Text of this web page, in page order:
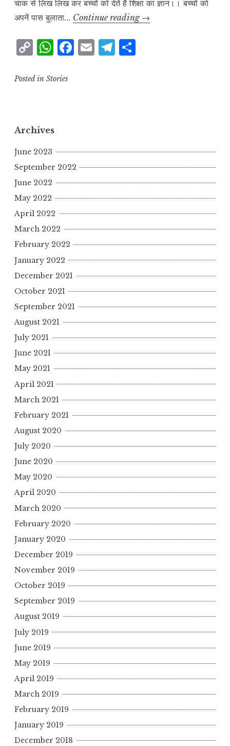
चाक से लिख लिख कर बच्चों को देतें है शिक्षा का ज्ञान।। बच्चों को
अपनें पास बुलाता… Continue reading श्यामपट्ट
→
C
p
i
n
k
W
at
p
F
k
E
T
Posted in Stories
Archives
June 2023
September 2022
June 2022
May 2022
April 2022
March 2022
February 2022
January 2022
December 2021
October 2021
September 2021
August 2021
July 2021
June 2021
May 2021
April 2021
March 2021
February 2021
August 2020
July 2020
June 2020
May 2020
April 2020
March 2020
February 2020
January 2020
December 2019
November 2019
October 2019
September 2019
August 2019
July 2019
June 2019
May 2019
April 2019
March 2019
February 2019
January 2019
December 2018